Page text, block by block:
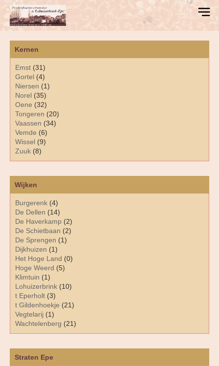
Kernen
Emst (31)
Gortel (4)
Niersen (1)
Norel (35)
Oene (32)
Tongeren (20)
Vaassen (34)
Vemde (6)
Wissel (9)
Zuuk (8)
Straten Epe
Wijken
Burgerenk (4)
De Dellen (14)
De Haverkamp (2)
De Schietbaan (2)
De Sprengen (1)
Dijkhuizen (1)
Het Hoge Land (0)
Hoge Weerd (5)
Klimtuin (1)
Lohuizerbrink (10)
t Eperholt (3)
t Gildenhoekje (21)
Vegtelarij (1)
Wachtelenberg (21)